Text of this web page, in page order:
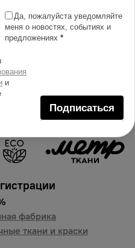
1 клик
сравнение
мембрана.
цвета, идеально
текстиля и
1 п.м.
фабрика
ткани и краски
Да, пожалуйста уведомляйте
меня о новостях, событиях и
предложениях *
и
Подписаться